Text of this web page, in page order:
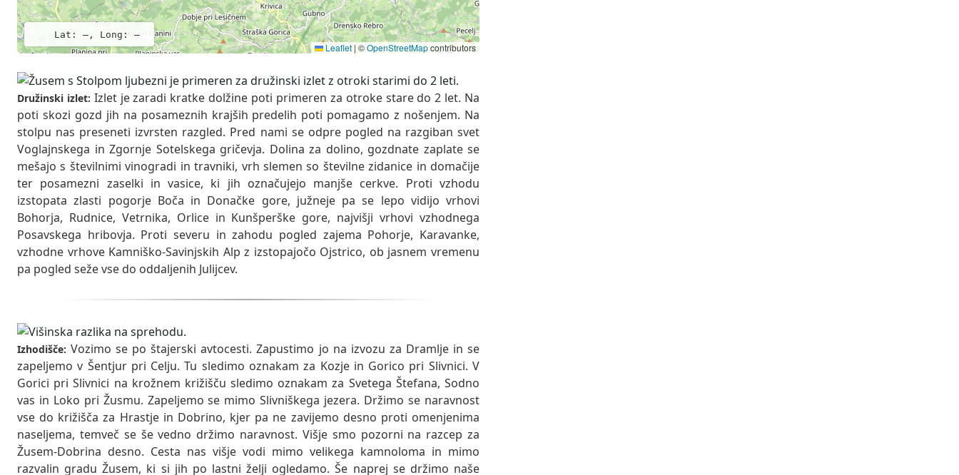
Lat: –, Long: –
Leaflet | ©OpenStreetMapcontributors
Družinski izlet: Izlet je zaradi kratke dolžine poti primeren za otroke stare do 2 let. Na
poti skozi gozd jih na posameznih krajših predelih poti pomagamo z nošenjem. Na
stolpu nas preseneti izvrsten razgled. Pred nami se odpre pogled na razgiban svet
Voglajnskega in Zgornje Sotelskega gričevja. Dolina za dolino, gozdnate zaplate se
mešajo s številnimi vinogradi in travniki, vrh slemen so številne zidanice in domačije
ter posamezni zaselki in vasice, ki jih označujejo manjše cerkve. Proti vzhodu
izstopata zlasti pogorje Boča in Donačke gore, južneje pa se lepo vidijo vrhovi
Bohorja, Rudnice, Vetrnika, Orlice in Kunšperške gore, najvišji vrhovi vzhodnega
Posavskega hribovja. Proti severu in zahodu pogled zajema Pohorje, Karavanke,
vzhodne vrhove Kamniško-Savinjskih Alp z izstopajočo Ojstrico, ob jasnem vremenu
pa pogled seže vse do oddaljenih Julijcev.
Izhodišče: Vozimo se po štajerski avtocesti. Zapustimo jo na izvozu za Dramlje in se
zapeljemo v Šentjur pri Celju. Tu sledimo oznakam za Kozje in Gorico pri Slivnici. V
Gorici pri Slivnici na krožnem križišču sledimo oznakam za Svetega Štefana, Sodno
vas in Loko pri Žusmu. Zapeljemo se mimo Slivniškega jezera. Držimo se naravnost
vse do križišča za Hrastje in Dobrino, kjer pa ne zavijemo desno proti omenjenima
naseljema, temveč se še vedno držimo naravnost. Višje smo pozorni na razcep za
Žusem-Dobrina desno. Cesta nas višje vodi mimo velikega kamnoloma in mimo
razvalin gradu Žusem, ki si jih po lastni želji ogledamo. Še naprej se držimo naše